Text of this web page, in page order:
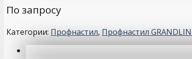
По запросу
Категории: Профнастил, Профнастил